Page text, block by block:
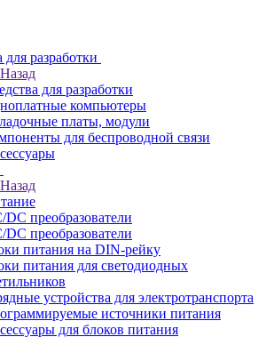
для разработки
Назад
для разработки
компьютеры
платы, модули
для беспроводной связи
Назад
DC преобразователи
DC преобразователи
питания на DIN-рейку
питания для светодиодных
устройства для электротранспорта
источники питания
для блоков питания